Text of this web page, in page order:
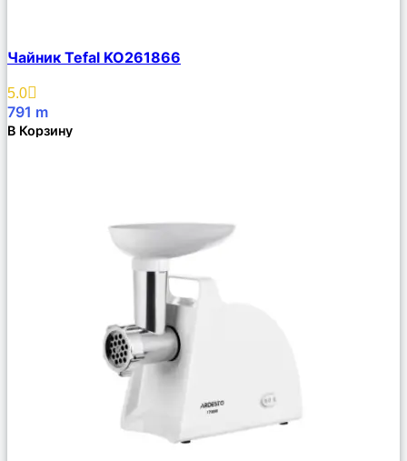
Описание
Избранное
Чайник Tefal KO261866
5.0
791 m
В Корзину